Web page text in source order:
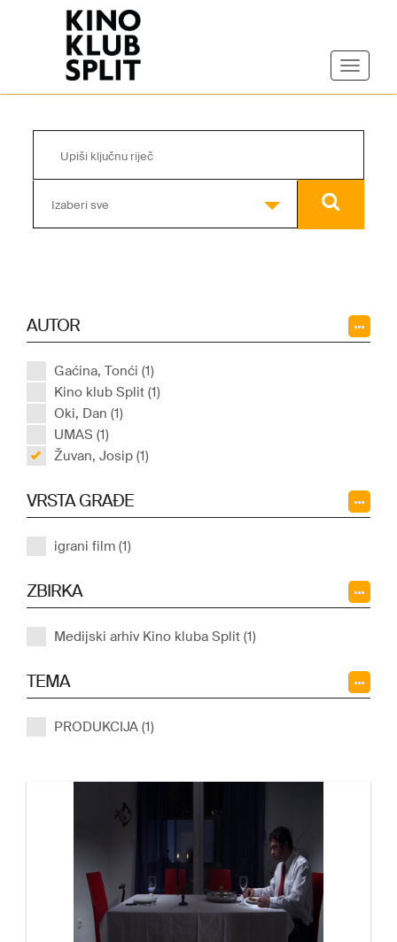
Izaberi sve
AUTOR
Gaćina, Tonći (1)
Kino klub Split (1)
Oki, Dan (1)
UMAS (1)
Žuvan, Josip (1)
VRSTA GRAĐE
igrani film (1)
ZBIRKA
Medijski arhiv Kino kluba Split (1)
TEMA
PRODUKCIJA (1)